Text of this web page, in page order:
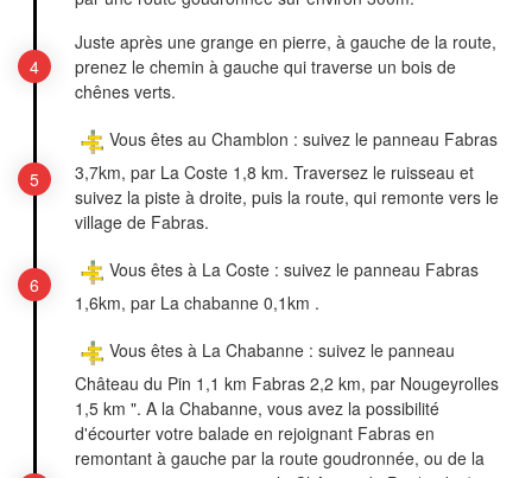
Juste après une grange en pierre, à gauche de la route,
prenez le chemin à gauche qui traverse un bois de
chênes verts.
Vous êtes au Chamblon : suivez le panneau Fabras
3,7km, par La Coste 1,8 km. Traversez le ruisseau et
suivez la piste à droite, puis la route, qui remonte vers le
village de Fabras.
Vous êtes à La Coste : suivez le panneau Fabras
1,6km, par La chabanne 0,1km .
Vous êtes à La Chabanne : suivez le panneau
Château du Pin 1,1 km Fabras 2,2 km, par Nougeyrolles
1,5 km ". A la Chabanne, vous avez la possibilité
d'écourter votre balade en rejoignant Fabras en
remontant à gauche par la route goudronnée, ou de la